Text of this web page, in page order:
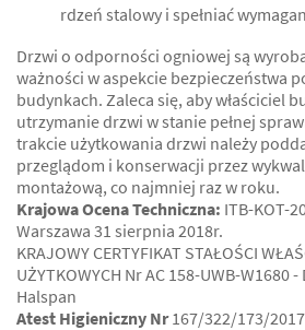
rdzeń stalowy i spełniać
Drzwi o odporności ogniowej są
ważności w aspekcie bezpieczeństwa
budynkach. Zaleca się, aby właściciel
utrzymanie drzwi w stanie pełnej
trakcie użytkowania drzwi należy
przeglądom i konserwacji przez
montażową, co najmniej raz w roku.
Krajowa Ocena Techniczna: ITB-KOT-
Warszawa 31 sierpnia 2018r.
KRAJOWY CERTYFIKAT STAŁOŚCI
UŻYTKOWYCH Nr AC 158-UWB-W1680
Halspan
Atest Higieniczny Nr167/322/173/2017